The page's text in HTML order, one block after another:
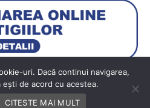
© 2026 BUTIK
uri. Dacă continui navigarea,
de acord cu acestea.
CITESTE MAI MULT